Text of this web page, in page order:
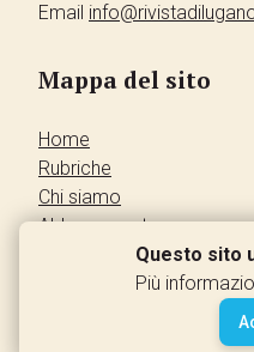
Email
Mappa del sito
Home
Rubriche
Chi siamo
Abbonamento
Annunci dei lettori
Questo sito
Più